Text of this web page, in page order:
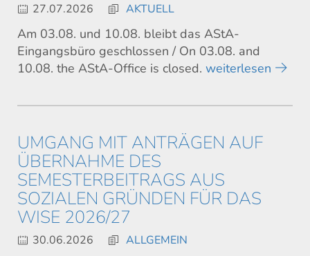
27.07.2026 AKTUELL
Am 03.08. und 10.08. bleibt das AStA-
Eingangsbüro geschlossen / On 03.08. and
10.08. the AStA-Office is closed. weiterlesen
UMGANG MIT ANTRÄGEN AUF
ÜBERNAHME DES
SEMESTERBEITRAGS AUS
SOZIALEN GRÜNDEN FÜR DAS
WISE 2026/27
30.06.2026 ALLGEMEIN